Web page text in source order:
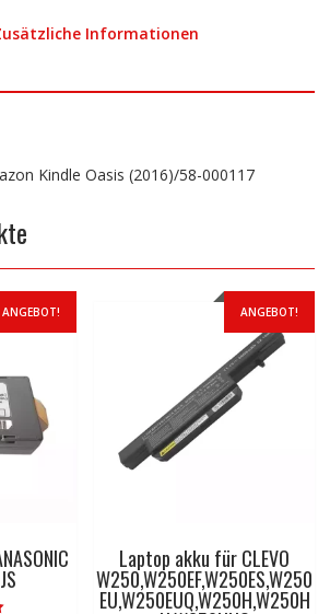
Informationen
Kindle Oasis (2016)/58-000117
ANGEBOT! ANGEBOT!
Laptop akku für CLEVO
W250,W250EF,W250ES,W250
EU,W250EUQ,W250H,W250H